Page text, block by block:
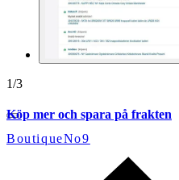
1/3
BoutiqueNo9
Köp mer och spara på frakten